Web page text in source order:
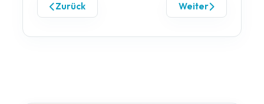
Zurück Weiter